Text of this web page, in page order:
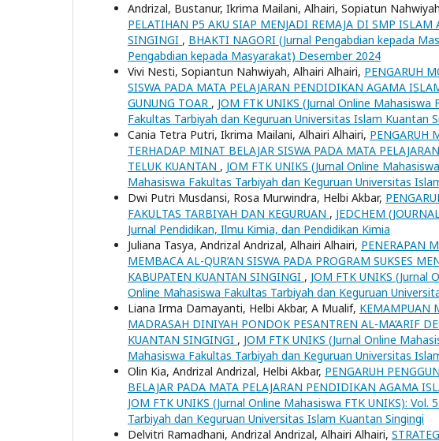
Andrizal, Bustanur, Ikrima Mailani, Alhairi, Sopiatun
PELATIHAN P5 AKU SIAP MENJADI REMAJA DI SMP
SINGINGI , BHAKTI NAGORI (Jurnal Pengabdian kepada
Pengabdian kepada Masyarakat) Desember 2024
Vivi Nesti, Sopiantun Nahwiyah, Alhairi Alhairi, PENGARUH
SISWA PADA MATA PELAJARAN PENDIDIKAN AGAMA
GUNUNG TOAR , JOM FTK UNIKS (Jurnal Online
Fakultas Tarbiyah dan Keguruan Universitas Islam Kuantan
Cania Tetra Putri, Ikrima Mailani, Alhairi Alhairi, PENGARUH
TERHADAP MINAT BELAJAR SISWA PADA MATA
TELUK KUANTAN , JOM FTK UNIKS (Jurnal Online
Mahasiswa Fakultas Tarbiyah dan Keguruan Universitas
Dwi Putri Musdansi, Rosa Murwindra, Helbi Akbar,
FAKULTAS TARBIYAH DAN KEGURUAN , JEDCHEM
Jurnal Pendidikan, Ilmu Kimia, dan Pendidikan Kimia
Juliana Tasya, Andrizal Andrizal, Alhairi Alhairi, PENERAPAN
MEMBACA AL-QUR’AN SISWA PADA PROGRAM SUKSES
KABUPATEN KUANTAN SINGINGI , JOM FTK UNIKS (Jurnal
Online Mahasiswa Fakultas Tarbiyah dan Keguruan
Liana Irma Damayanti, Helbi Akbar, A Mualif, KEMAMPUAN
MADRASAH DINIYAH PONDOK PESANTREN AL-MA’ARIF
KUANTAN SINGINGI , JOM FTK UNIKS (Jurnal Online
Mahasiswa Fakultas Tarbiyah dan Keguruan Universitas
Olin Kia, Andrizal Andrizal, Helbi Akbar, PENGARUH
BELAJAR PADA MATA PELAJARAN PENDIDIKAN AGAMA
JOM FTK UNIKS (Jurnal Online Mahasiswa FTK UNIKS):
Tarbiyah dan Keguruan Universitas Islam Kuantan Singingi
Delvitri Ramadhani, Andrizal Andrizal, Alhairi Alhairi,